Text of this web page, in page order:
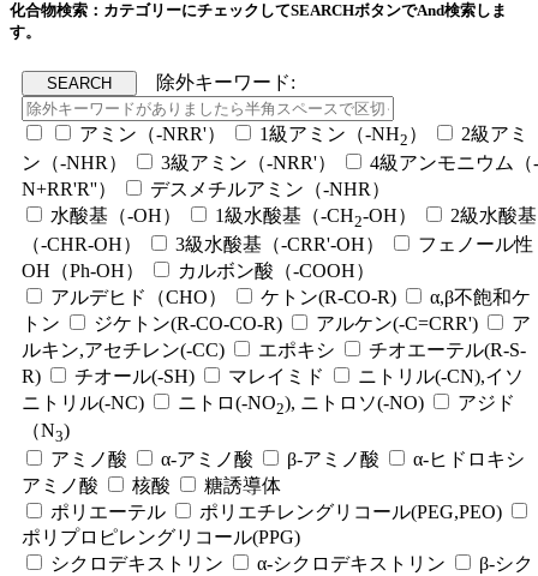
化合物検索：カテゴリーにチェックしてSEARCHボタンでAnd検索しま
す。
除外キーワード:
アミン（-NRR'） 1級アミン（-NH2 ）
2級アミ
ン（-NHR）
3級アミン（-NRR'）
4級アンモニウム（-
N+RR'R''）
デスメチルアミン（-NHR）
水酸基（-OH）
1級水酸基（-CH2-OH）
2級水酸基
（-CHR-OH）
3級水酸基（-CRR'-OH）
フェノール性
OH（Ph-OH）
カルボン酸（-COOH）
アルデヒド（CHO）
ケトン(R-CO-R)
α,β不飽和ケ
トン
ジケトン(R-CO-CO-R) アルケン(-C=CRR')
ア
ルキン,アセチレン(-CC)
エポキシ
チオエーテル(R-S-
R)
チオール(-SH) マレイミド
ニトリル(-CN),イソ
ニトリル(-NC)
ニトロ(-NO2), ニトロソ(-NO)
アジド
（N3)
アミノ酸
α-アミノ酸 β-アミノ酸
α-ヒドロキシ
アミノ酸
核酸
糖誘導体
ポリエーテル
ポリエチレングリコール(PEG,PEO)
ポリプロピレングリコール(PPG)
シクロデキストリン
α-シクロデキストリン β-シク